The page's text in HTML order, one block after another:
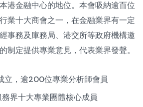
港金融中心的地位。本會吸納逾百位
業十大商會之一，在金融業界有一定
事務及庫務局、港交所等政府機構邀
制定提供專業意見，代表業界發聲。
立，逾200位專業分析師會員
界十大專業團體核心成員